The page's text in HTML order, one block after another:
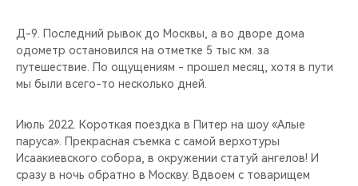
Д-9. Последний рывок до Москвы, а во дворе дома
одометр остановился на отметке 5 тыс км. за
путешествие. По ощущениям - прошел месяц, хотя в пути
мы были всего-то несколько дней.
Июль 2022. Короткая поездка в Питер на шоу «Алые
паруса». Прекрасная съемка с самой верхотуры
Исаакиевского собора, в окружении статуй ангелов! И
сразу в ночь обратно в Москву. Вдвоем с товарищем